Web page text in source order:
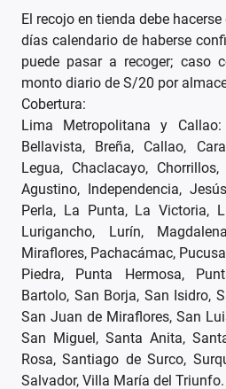
El recojo en tienda debe
días calendario de haberse
puede pasar a recoger; caso
monto diario de S/20 por
Cobertura:
Lima Metropolitana y
Bellavista, Breña, Callao,
Legua, Chaclacayo,
Agustino, Independencia,
Perla, La Punta, La Victoria,
Lurigancho, Lurín,
Miraflores, Pachacámac,
Piedra, Punta Hermosa,
Bartolo, San Borja, San Isidro,
San Juan de Miraflores, San
San Miguel, Santa Anita,
Rosa, Santiago de Surco,
Salvador, Villa María del Triunfo.